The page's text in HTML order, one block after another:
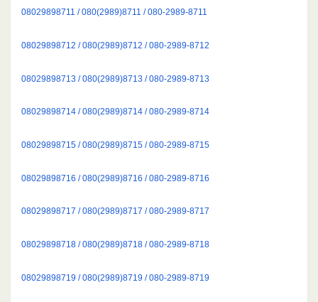
08029898711 / 080(2989)8711 / 080-2989-8711
08029898712 / 080(2989)8712 / 080-2989-8712
08029898713 / 080(2989)8713 / 080-2989-8713
08029898714 / 080(2989)8714 / 080-2989-8714
08029898715 / 080(2989)8715 / 080-2989-8715
08029898716 / 080(2989)8716 / 080-2989-8716
08029898717 / 080(2989)8717 / 080-2989-8717
08029898718 / 080(2989)8718 / 080-2989-8718
08029898719 / 080(2989)8719 / 080-2989-8719